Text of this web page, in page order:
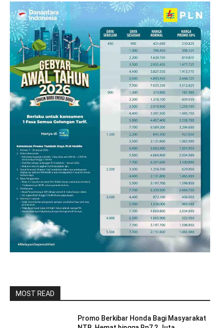
MOST READ
Promo Berkibar Honda Bagi Masyarakat